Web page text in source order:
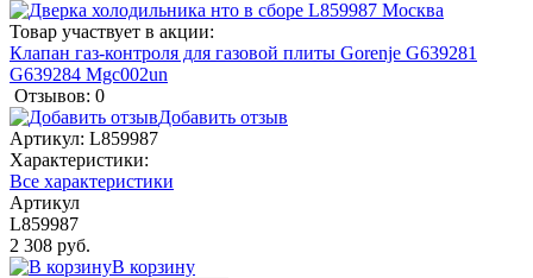
Товар участвует в акции:
Клапан газ-контроля для газовой плиты Gorenje G639281
G639284 Mgc002un
Отзывов: 0
Добавить отзыв
Артикул: L859987
Характеристики:
Все характеристики
Артикул
L859987
2 308 руб.
В корзину